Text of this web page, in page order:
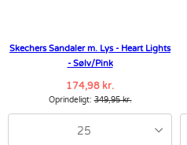
Skechers Sandaler m. Lys - Heart Lights
- Sølv/Pink
174,98 kr.
Oprindeligt:349,95 kr.
25